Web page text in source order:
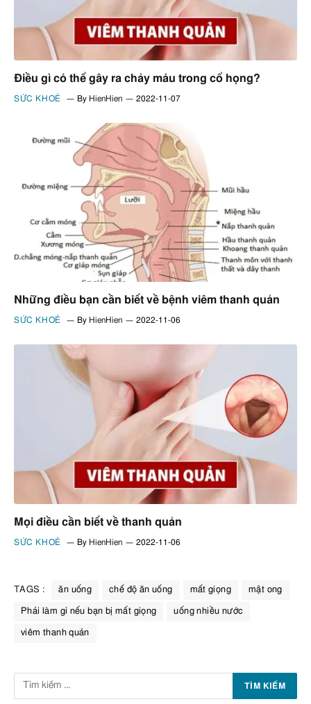
Điều gì có thể gây ra chảy máu trong cổ họng?
SỨC KHOẺ By HienHien 2022-11-07
Những điều bạn cần biết về bệnh viêm thanh quản
SỨC KHOẺ By HienHien 2022-11-06
Mọi điều cần biết về thanh quản
SỨC KHOẺ By HienHien 2022-11-06
TAGS : ăn uống chế độ ăn uống mất giọng mật ong
Phải làm gì nếu bạn bị mất giọng uống nhiều nước
viêm thanh quản